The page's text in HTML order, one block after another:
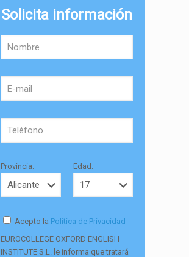
Solicita información
Provincia: Edad:
Acepto la Política de Privacidad
EUROCOLLEGE OXFORD ENGLISH
INSTITUTE S.L. le informa que tratará